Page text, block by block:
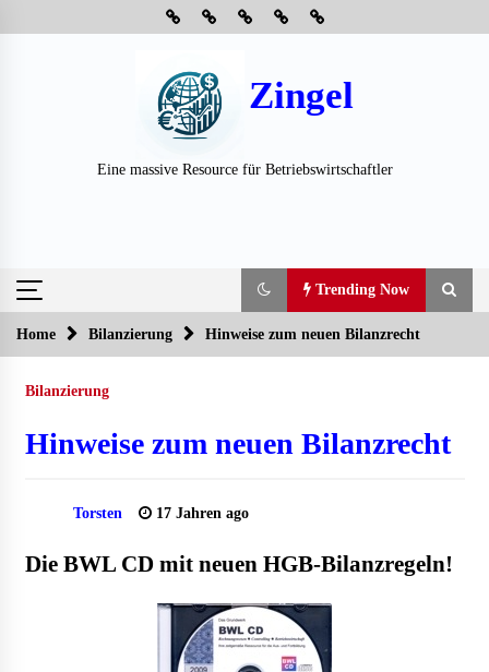
to
Zingel
Eine massive Resource für Betriebswirtschaftler
Trending Now
Trending Now
3 Wochen ago
Granulieren von Kunststoff: Welche Faktoren die
1 Monat ago
B2B-Firmenauflösungen: Wie Maschinen, Lagerbestände
und Betriebsausstattung sinnvoll verwertet werden
1 Monat ago
Home Bilanzierung Hinweise zum neuen Bilanzrecht
Bilanzierung
Hinweise zum neuen Bilanzrecht
Torsten 17 Jahren ago
Die BWL CD mit neuen HGB-Bilanzregeln!